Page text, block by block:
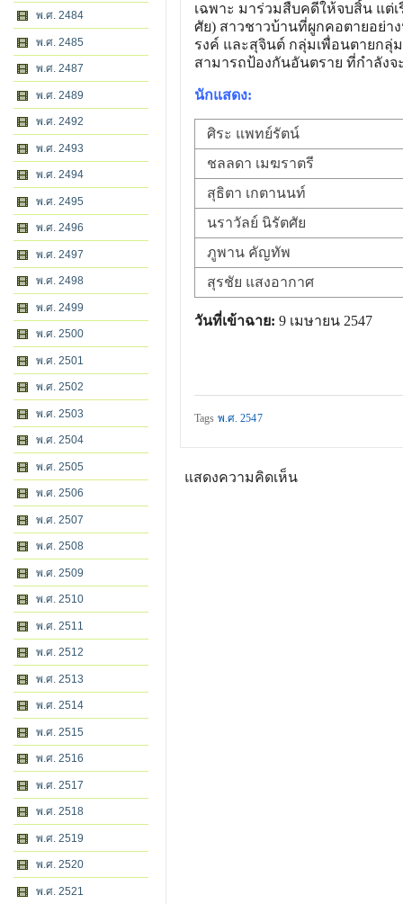
พ.ศ. 2484
พ.ศ. 2485
พ.ศ. 2487
พ.ศ. 2489
พ.ศ. 2492
พ.ศ. 2493
พ.ศ. 2494
พ.ศ. 2495
พ.ศ. 2496
พ.ศ. 2497
พ.ศ. 2498
พ.ศ. 2499
พ.ศ. 2500
พ.ศ. 2501
พ.ศ. 2502
พ.ศ. 2503
พ.ศ. 2504
พ.ศ. 2505
พ.ศ. 2506
พ.ศ. 2507
พ.ศ. 2508
พ.ศ. 2509
พ.ศ. 2510
พ.ศ. 2511
พ.ศ. 2512
พ.ศ. 2513
พ.ศ. 2514
พ.ศ. 2515
พ.ศ. 2516
พ.ศ. 2517
พ.ศ. 2518
พ.ศ. 2519
พ.ศ. 2520
พ.ศ. 2521
เฉพาะ มาร่วมสืบคดีให้จบสิ้น แต่
ศัย) สาวชาวบ้านที่ผูกคอตายอย่า
รงค์ และสุจินต์ กลุ่มเพื่อนตายก
สามารถป้องกันอันตราย ที่กำลัง
นักแสดง:
ศิระ แพทย์รัตน์
ชลลดา เมฆราตรี
สุธิตา เกตานนท์
นราวัลย์ นิรัตศัย
ภูพาน คัญทัพ
สุรชัย แสงอากาศ
วันที่เข้าฉาย: 9 เมษายน 2547
Tags พ.ศ. 2547
แสดงความคิดเห็น